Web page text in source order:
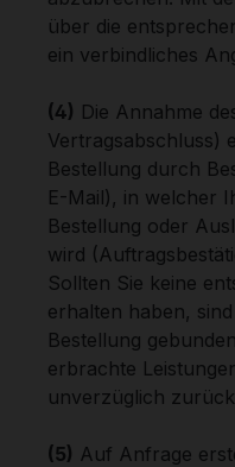
über die
ein verbindliches
(4) Die Annahme
Vertragsabschluss)
Bestellung durch
E-Mail), in welcher
Bestellung oder
wird
Sollten Sie keine
erhalten haben,
Bestellung
erbrachte
unverzüglich
(5) Auf Anfrage